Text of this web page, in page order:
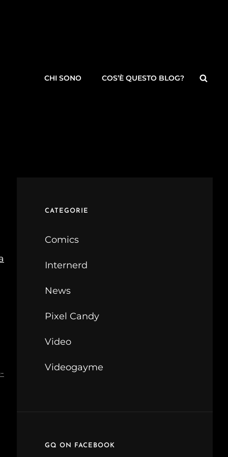
CHI SONO COS’È QUESTO BLOG?
CATEGORIE
Comics
Internerd
News
Pixel Candy
Video
Videogayme
GQ ON FACEBOOK